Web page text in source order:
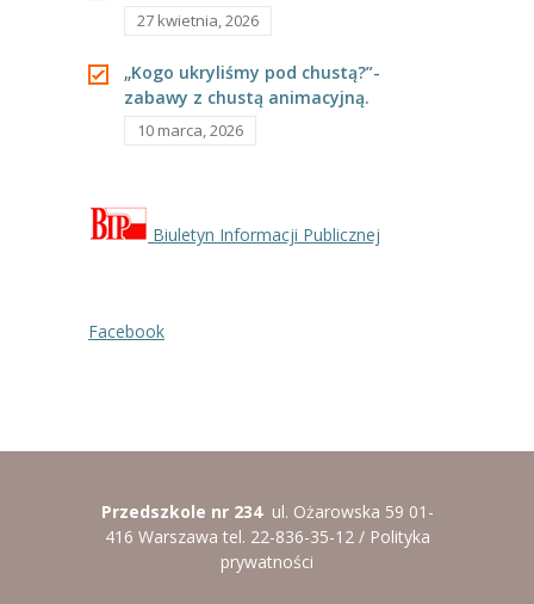
27 kwietnia, 2026
„Kogo ukryliśmy pod chustą?”-
zabawy z chustą animacyjną.
10 marca, 2026
Biuletyn Informacji Publicznej
Facebook
Przedszkole nr 234 ul. Ożarowska 59 01-
416 Warszawa tel. 22-836-35-12 / Polityka
prywatności